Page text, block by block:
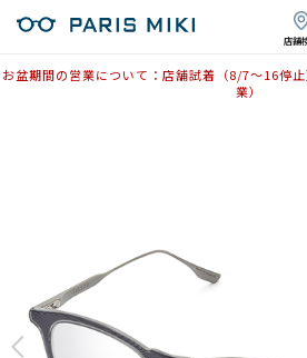
店舗
お盆期間の営業について：店舗試着（8/7〜16停
業）